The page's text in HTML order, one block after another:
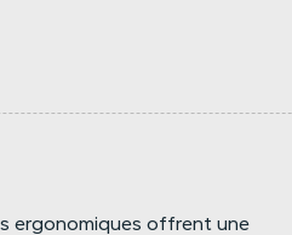
ergonomiques offrent une